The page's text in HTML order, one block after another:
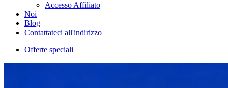
Accesso Affiliato
Noi
Blog
Contattateci all'indirizzo
Offerte speciali